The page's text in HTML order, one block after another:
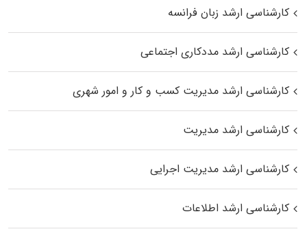
کارشناسی ارشد زبان فرانسه
کارشناسی ارشد مددکاری اجتماعی
کارشناسی ارشد مدیریت کسب و کار و امور شهری
کارشناسی ارشد مدیریت
کارشناسی ارشد مدیریت اجرایی
کارشناسی ارشد اطلاعات